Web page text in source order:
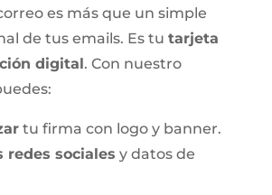
es más que un simple
de tus emails. Es tu tarjeta
digital . Con nuestro
tu firma con logo y banner.
redes sociales y datos de